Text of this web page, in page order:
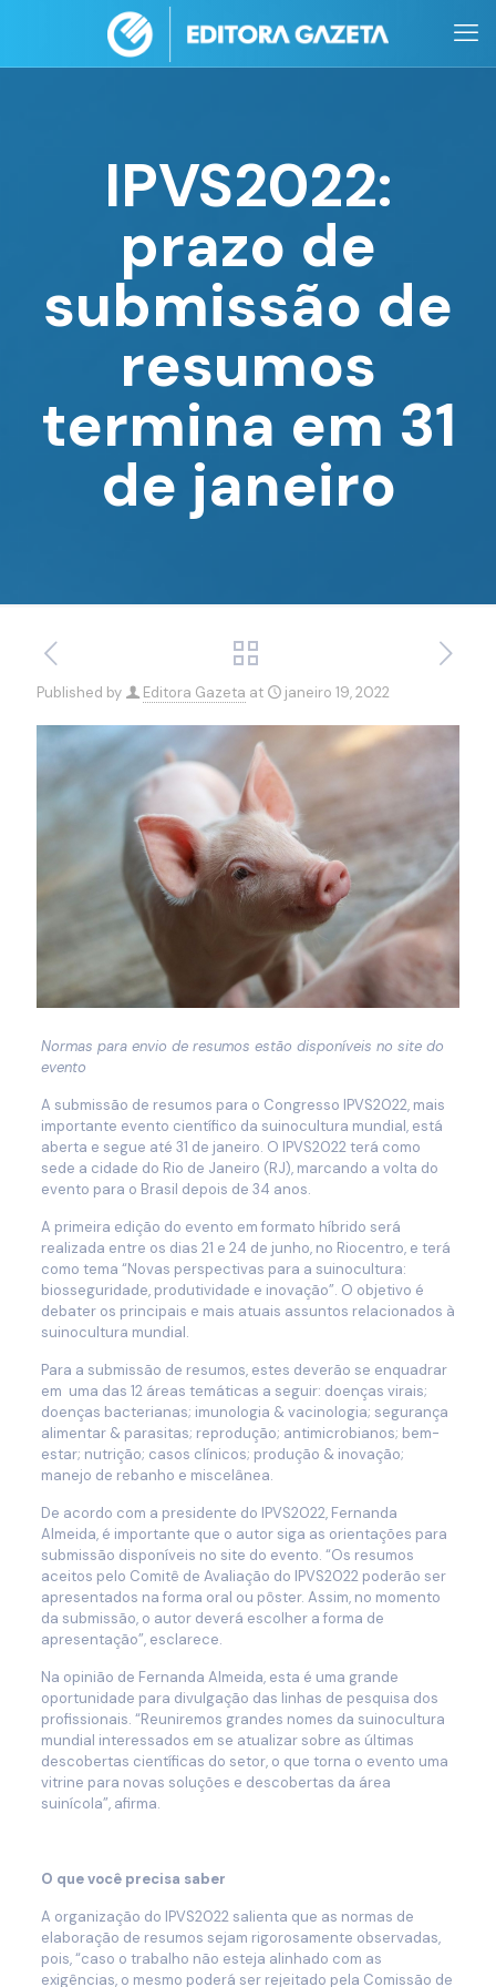
IPVS2022:
prazo de
submissão de
resumos
termina em 31
de janeiro
Published by Editora Gazeta at janeiro 19, 2022
Normas para envio de resumos estão disponíveis no site do
evento
A submissão de resumos para o Congresso IPVS2022, mais
importante evento científico da suinocultura mundial, está
aberta e segue até 31 de janeiro. O IPVS2022 terá como
sede a cidade do Rio de Janeiro (RJ), marcando a volta do
evento para o Brasil depois de 34 anos.
A primeira edição do evento em formato híbrido será
realizada entre os dias 21 e 24 de junho, no Riocentro, e terá
como tema “Novas perspectivas para a suinocultura:
biosseguridade, produtividade e inovação”. O objetivo é
debater os principais e mais atuais assuntos relacionados à
suinocultura mundial.
Para a submissão de resumos, estes deverão se enquadrar
em uma das 12 áreas temáticas a seguir: doenças virais;
doenças bacterianas; imunologia & vacinologia; segurança
alimentar & parasitas; reprodução; antimicrobianos; bem-
estar; nutrição; casos clínicos; produção & inovação;
manejo de rebanho e miscelânea.
De acordo com a presidente do IPVS2022, Fernanda
Almeida, é importante que o autor siga as orientações para
submissão disponíveis no site do evento. “Os resumos
aceitos pelo Comitê de Avaliação do IPVS2022 poderão ser
apresentados na forma oral ou pôster. Assim, no momento
da submissão, o autor deverá escolher a forma de
apresentação”, esclarece.
Na opinião de Fernanda Almeida, esta é uma grande
oportunidade para divulgação das linhas de pesquisa dos
profissionais. “Reuniremos grandes nomes da suinocultura
mundial interessados em se atualizar sobre as últimas
descobertas científicas do setor, o que torna o evento uma
vitrine para novas soluções e descobertas da área
suinícola”, afirma.
O que você precisa saber
A organização do IPVS2022 salienta que as normas de
elaboração de resumos sejam rigorosamente observadas,
pois, “caso o trabalho não esteja alinhado com as
exigências, o mesmo poderá ser rejeitado pela Comissão de